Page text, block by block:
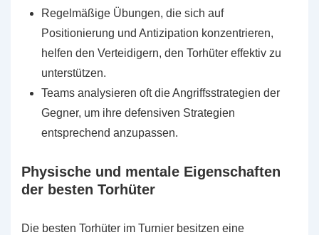
Regelmäßige Übungen, die sich auf
Positionierung und Antizipation konzentrieren,
helfen den Verteidigern, den Torhüter effektiv zu
unterstützen.
Teams analysieren oft die Angriffsstrategien der
Gegner, um ihre defensiven Strategien
entsprechend anzupassen.
Physische und mentale Eigenschaften
der besten Torhüter
Die besten Torhüter im Turnier besitzen eine